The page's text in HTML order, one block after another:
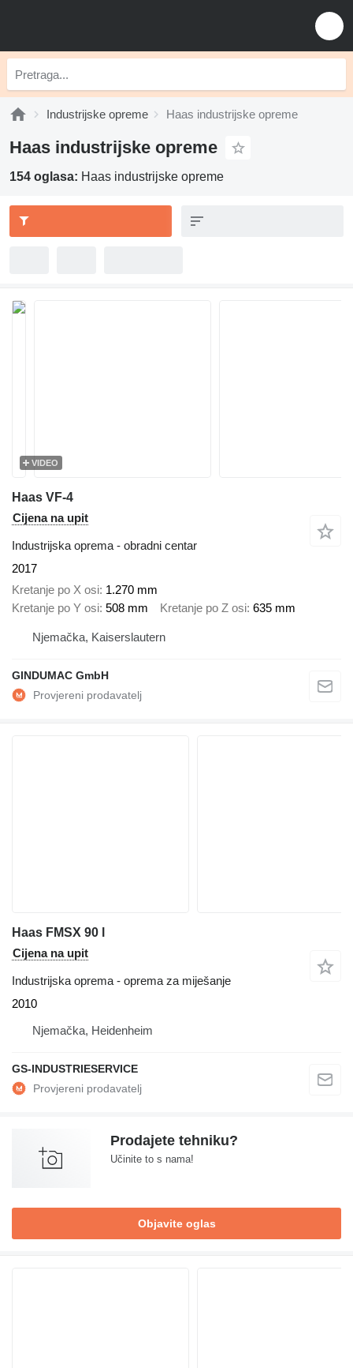
Industrijske opreme Haas industrijske opreme
Haas industrijske opreme
154 oglasa: Haas industrijske opreme
VIDEO
Haas VF-4
Cijena na upit
Industrijska oprema - obradni centar
2017
Kretanje po X osi 1.270 mm
Kretanje po Y osi 508 mm Kretanje po Z osi 635 mm
Njemačka, Kaiserslautern
GINDUMAC GmbH
Haas FMSX 90 l
Cijena na upit
Industrijska oprema - oprema za miješanje
2010
Njemačka, Heidenheim
GS-INDUSTRIESERVICE
Prodajete tehniku?
Učinite to s nama!
Objavite oglas